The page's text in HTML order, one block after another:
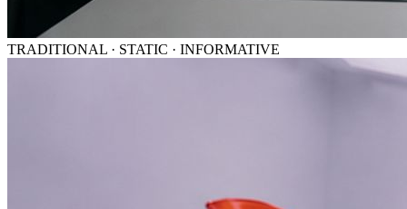
TRADITIONAL · STATIC · INFORMATIVE